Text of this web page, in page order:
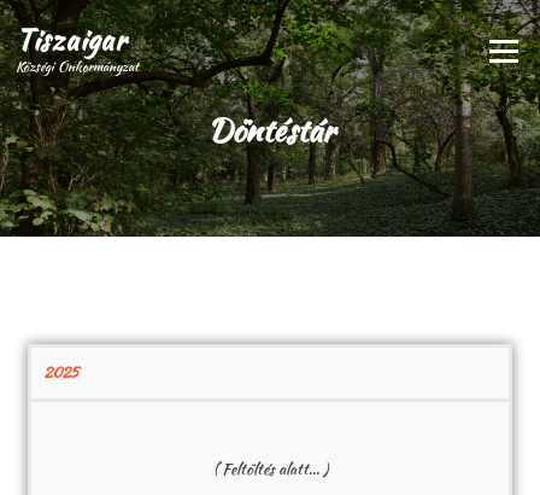
Tiszaigar
Községi Önkormányzat
Menü
Döntéstár
2025
( Feltöltés alatt… )